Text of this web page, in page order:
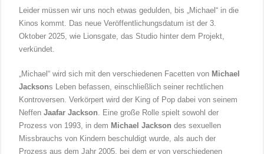
Leider müssen wir uns noch etwas gedulden, bis „Michael“ in die
Kinos kommt. Das neue Veröffentlichungsdatum ist der 3.
Oktober 2025, wie Lionsgate, das Studio hinter dem Projekt,
verkündet.
„Michael“ wird sich mit den verschiedenen Facetten von Michael
Jacksons Leben befassen, einschließlich seiner rechtlichen
Kontroversen. Verkörpert wird der King of Pop dabei von seinem
NeffenJaafar Jackson. Eine große Rolle spielt sowohl der
Prozess von 1993, in dem Michael Jackson des sexuellen
Missbrauchs von Kindern beschuldigt wurde, als auch der
Prozess aus dem Jahr 2005, bei dem er von verschiedenen